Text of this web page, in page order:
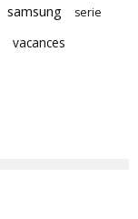
samsung serie
vacances